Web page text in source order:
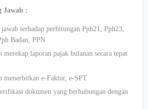
Jawab :
terhadap perhitungan Pph21, Pph23,
Badan, PPN
merekap laporan pajak bulanan secara tepat
menerbitkan e-Faktur, e-SPT
dokumen yang berhubungan dengan